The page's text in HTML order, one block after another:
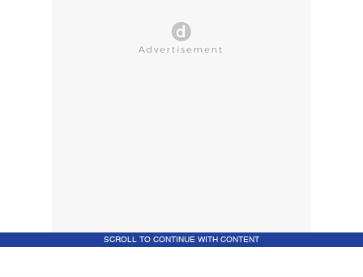
SCROLL TO CONTINUE WITH CONTENT